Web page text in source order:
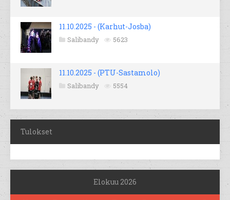
11.10.2025 - (Karhut-Josba)
Salibandy 5623
11.10.2025 - (PTU-Sastamolo)
Salibandy 5554
Tulokset
Elokuu 2026